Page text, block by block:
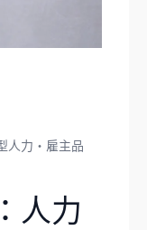
人力・雇主品
人力